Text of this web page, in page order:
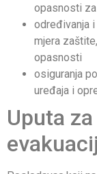
opasnosti
određivanja
mjera
opasnosti
osiguranja
uređaja i
Uputa